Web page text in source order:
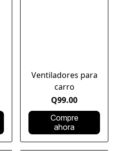
Ventiladores para
carro
Q99.00
Compre
ahora